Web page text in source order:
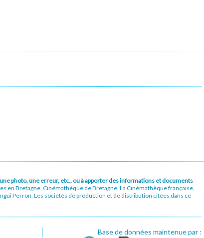
photo, une erreur, etc., ou à apporter des informations et documents
en Bretagne, Cinémathèque de Bretagne, La Cinémathèque française,
Perron, Les sociétés de production et de distribution citées dans ce
Base de données maintenue par :